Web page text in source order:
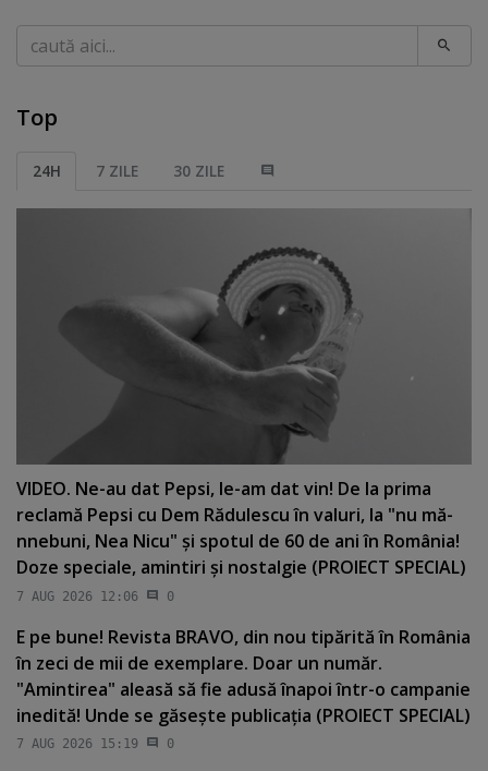
Caută
Top
24H 7 ZILE 30 ZILE
VIDEO. Ne-au dat Pepsi, le-am dat vin! De la prima
reclamă Pepsi cu Dem Rădulescu în valuri, la "nu mă-
nnebuni, Nea Nicu" şi spotul de 60 de ani în România!
Doze speciale, amintiri şi nostalgie (PROIECT SPECIAL)
7 AUG 2026 12:06 0
E pe bune! Revista BRAVO, din nou tipărită în România
în zeci de mii de exemplare. Doar un număr.
"Amintirea" aleasă să fie adusă înapoi într-o campanie
inedită! Unde se găseşte publicaţia (PROIECT SPECIAL)
7 AUG 2026 15:19 0